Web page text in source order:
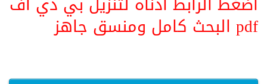
pdf البحث كامل ومنسق جاهز